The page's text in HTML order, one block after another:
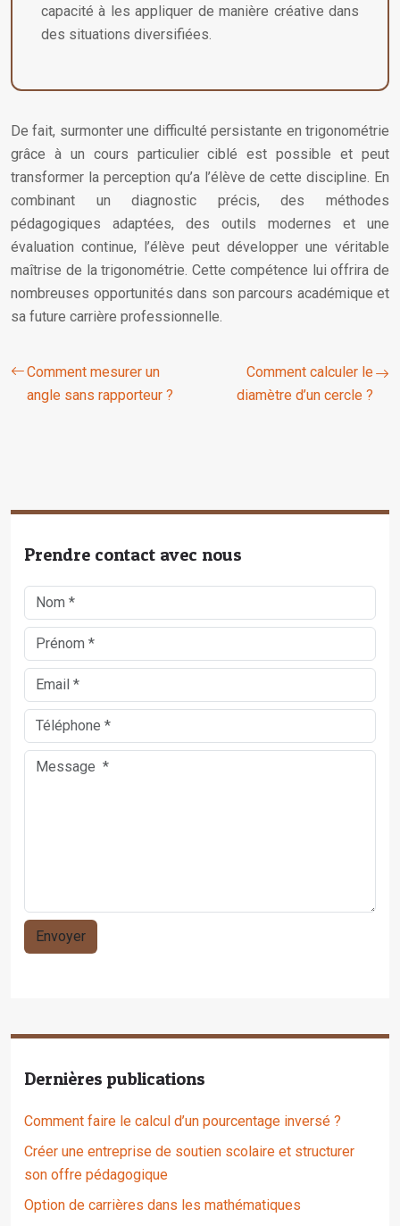
capacité à les appliquer de manière créative dans
des situations diversifiées.
De fait, surmonter une difficulté persistante en trigonométrie
grâce à un cours particulier ciblé est possible et peut
transformer la perception qu’a l’élève de cette discipline. En
combinant un diagnostic précis, des méthodes
pédagogiques adaptées, des outils modernes et une
évaluation continue, l’élève peut développer une véritable
maîtrise de la trigonométrie. Cette compétence lui offrira de
nombreuses opportunités dans son parcours académique et
sa future carrière professionnelle.
Comment mesurer un
angle sans rapporteur ?
Comment calculer le
diamètre d’un cercle ?
Prendre contact avec nous
Dernières publications
Comment faire le calcul d’un pourcentage inversé ?
Créer une entreprise de soutien scolaire et structurer
son offre pédagogique
Option de carrières dans les mathématiques